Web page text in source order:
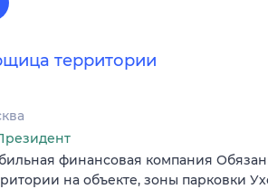
территории
финансовая компания
на объекте, зоны парковки